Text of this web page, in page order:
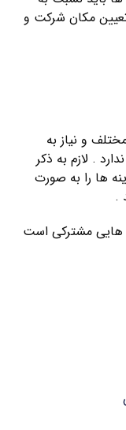
مکان شرکت و
و نیاز به
. لازم به ذکر
ها را به صورت
.
هایی مشترکی است